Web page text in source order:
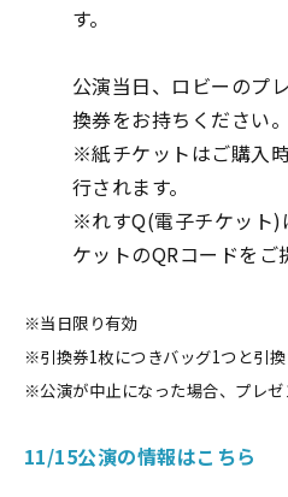
す。
公演当日、ロビーのプ
換券をお持ちください。
※紙チケットはご購入
行されます。
※れすQ(電子チケット)
ケットのQRコードをご
※当日限り有効
※引換券1枚につきバッグ1つと引
※公演が中止になった場合、プレ
11/15公演の情報はこちら